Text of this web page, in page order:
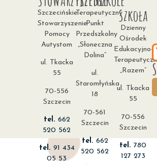
Szczecińskie
Stowarzyszenie
Pomocy
Autystom
ul. Tkacka
55
70-556
Szczecin
tel. 662
520 562
tel. 91 434
05 53
Terapeutyczny
Punkt
Przedszkolny
„Słoneczna
Dolina”
ul.
Staromłyńska
18
70-561
Szczecin
tel. 662
520 562
Szkoła
Dzienny
Ośrodek
Edukacyjno-
„Razem”
ul. Tkacka
55
70-556
Szczecin
tel. 780
127 273